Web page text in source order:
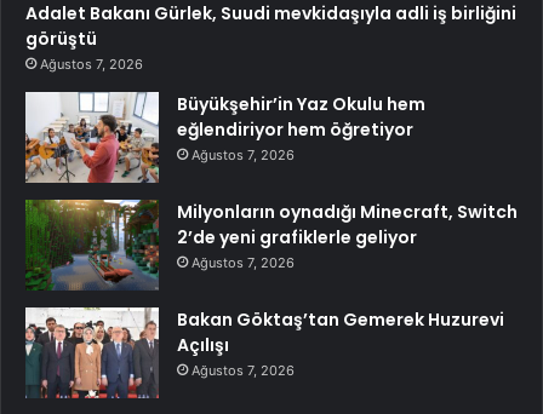
Adalet Bakanı Gürlek, Suudi mevkidaşıyla adli iş birliğini
görüştü
Ağustos 7, 2026
Büyükşehir’in Yaz Okulu hem
eğlendiriyor hem öğretiyor
Ağustos 7, 2026
Milyonların oynadığı Minecraft, Switch
2’de yeni grafiklerle geliyor
Ağustos 7, 2026
Bakan Göktaş’tan Gemerek Huzurevi
Açılışı
Ağustos 7, 2026